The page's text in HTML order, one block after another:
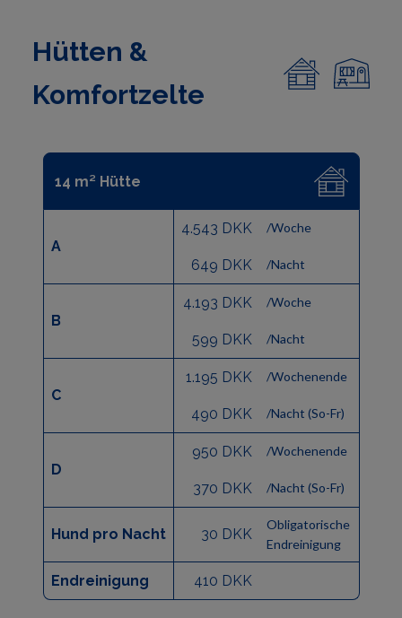
Hütten &
Komfortzelte
14 m² Hütte
A
4.543 DKK /Woche
649 DKK /Nacht
B
4.193 DKK /Woche
599 DKK /Nacht
C
1.195 DKK /Wochenende
490 DKK /Nacht (So-Fr)
D
950 DKK /Wochenende
370 DKK /Nacht (So-Fr)
Hund pro Nacht 30 DKK
Obligatorische
Endreinigung
Endreinigung 410 DKK